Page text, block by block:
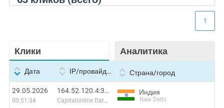
Клики Аналитика
1
Дата IP/провайдер Страна/город
29.05.2026
00:51:34
164.52.120.4:37407
Capitalonline Data Service (HK) Co
Индия
New Delhi